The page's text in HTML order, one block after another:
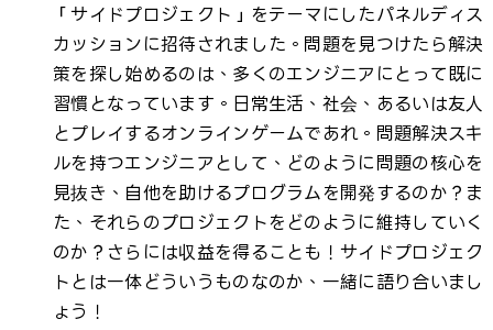
「サイドプロジェクト」をテーマにしたパネルディス
カッションに招待されました。問題を見つけたら解決
策を探し始めるのは、多くのエンジニアにとって既に
習慣となっています。日常生活、社会、あるいは友人
とプレイするオンラインゲームであれ。問題解決スキ
ルを持つエンジニアとして、どのように問題の核心を
見抜き、自他を助けるプログラムを開発するのか？ま
た、それらのプロジェクトをどのように維持していく
のか？さらには収益を得ることも！サイドプロジェク
トとは一体どういうものなのか、一緒に語り合いまし
ょう！